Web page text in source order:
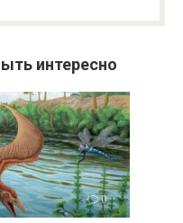
интересно
0